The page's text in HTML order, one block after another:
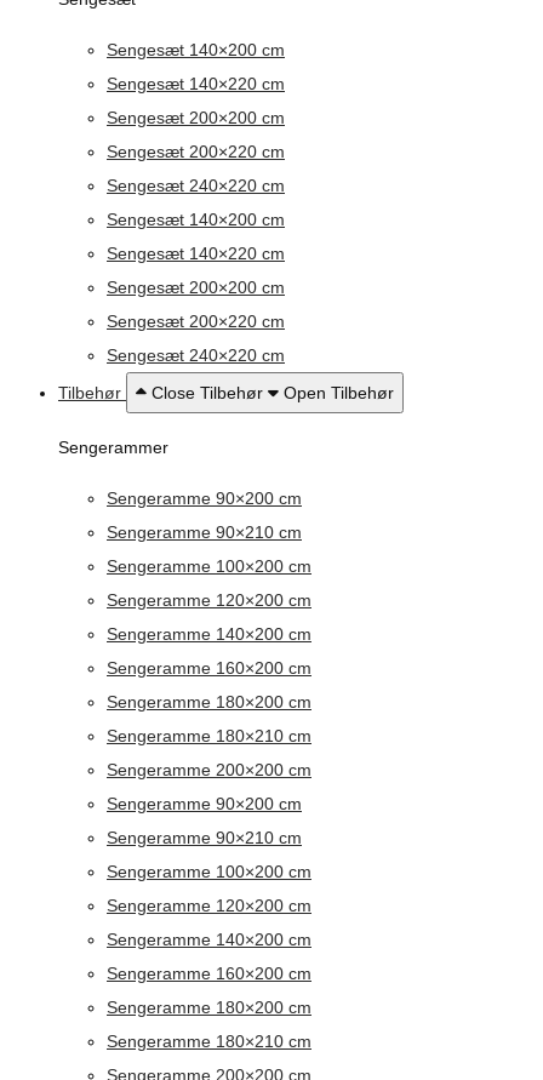
Sengesæt 140×200 cm
Sengesæt 140×220 cm
Sengesæt 200×200 cm
Sengesæt 200×220 cm
Sengesæt 240×220 cm
Sengesæt 140×200 cm
Sengesæt 140×220 cm
Sengesæt 200×200 cm
Sengesæt 200×220 cm
Sengesæt 240×220 cm
Tilbehør
Close Tilbehør Open Tilbehør
Sengerammer
Sengeramme 90×200 cm
Sengeramme 90×210 cm
Sengeramme 100×200 cm
Sengeramme 120×200 cm
Sengeramme 140×200 cm
Sengeramme 160×200 cm
Sengeramme 180×200 cm
Sengeramme 180×210 cm
Sengeramme 200×200 cm
Sengeramme 90×200 cm
Sengeramme 90×210 cm
Sengeramme 100×200 cm
Sengeramme 120×200 cm
Sengeramme 140×200 cm
Sengeramme 160×200 cm
Sengeramme 180×200 cm
Sengeramme 180×210 cm
Sengeramme 200×200 cm